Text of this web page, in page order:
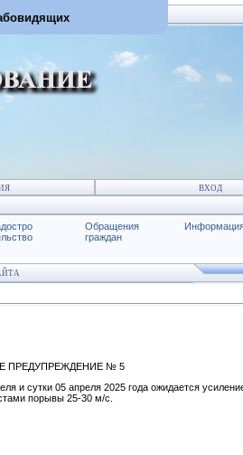
ВХОД
Обращения
граждан
ПРЕДУПРЕЖДЕНИЕ № 5
и сутки 05 апреля 2025 года ожидается
порывы 25-30 м/с.